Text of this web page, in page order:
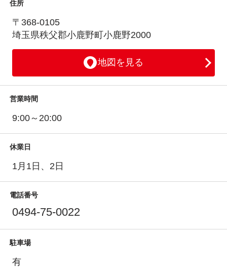
住所
〒368-0105
埼玉県秩父郡小鹿野町小鹿野2000
地図を見る
営業時間
9:00～20:00
休業日
1月1日、2日
電話番号
0494-75-0022
駐車場
有